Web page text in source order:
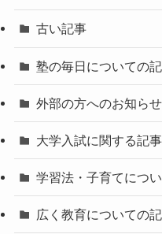
古い記事
塾の毎日についての
外部の方へのお知らせ
大学入試に関する記事
学習法・子育てにつ
広く教育についての